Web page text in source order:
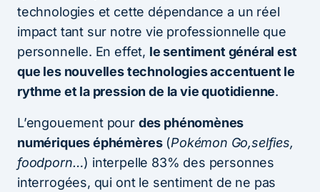
technologies et cette dépendance a un réel
impact tant sur notre vie professionnelle que
personnelle. En effet, le sentiment général est
que les nouvelles technologies accentuent le
rythme et la pression de la vie quotidienne.
L’engouement pour des phénomènes
numériques éphémères(Pokémon Go,selfies,
foodporn…) interpelle 83% des personnes
interrogées, qui ont le sentiment de ne pas